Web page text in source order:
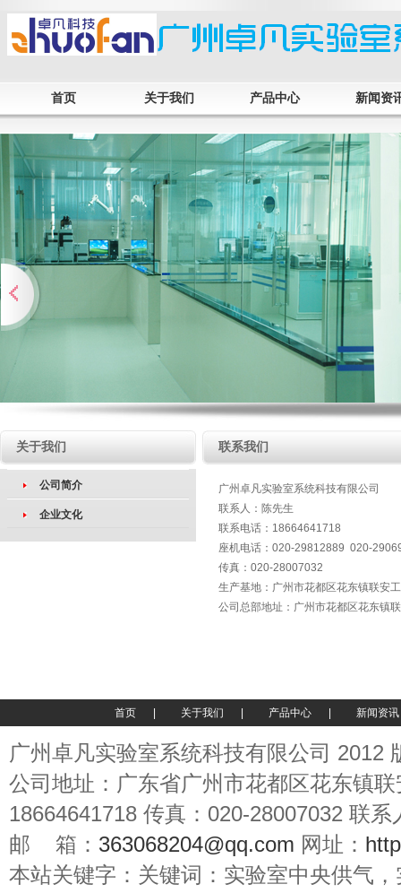
首页 关于我们 产品中心 新闻资
关于我们
公司简介
企业文化
联系我们
广州卓凡实验室系统科技有限公司
联系人：陈先生
联系电话：18664641718
座机电话：020-29812889 020-
传真：020-28007032
生产基地：广州市花都区花东镇联安
公司总部地址： 广州市花都区花东镇
首页 关于我们 产品中心 新闻资讯
广州卓凡实验室系统科技有限公司 2012
公司地址：广东省广州市花都区花东
18664641718 传真：020-28007032 联系
邮 箱： 363068204@qq.com 网址：
本站关键字：关键词：实验室中央供气